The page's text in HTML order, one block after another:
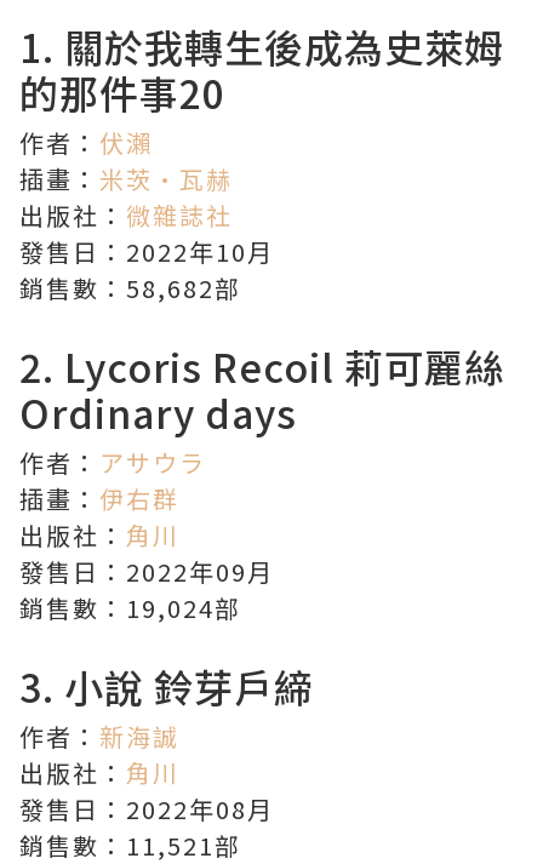
1. 關於我轉生後成為史萊姆
的那件事20
作者： 伏瀨
插畫： 米茨·瓦赫
出版社： 微雜誌社
發售日：2022年10月
銷售數：58,682部
2. Lycoris Recoil 莉可麗絲
Ordinary days
作者： アサウラ
插畫： 伊右群
出版社： 角川
發售日：2022年09月
銷售數：19,024部
3. 小說 鈴芽戶締
作者： 新海誠
出版社： 角川
發售日：2022年08月
銷售數：11,521部